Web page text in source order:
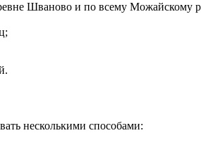
Шваново и по всему Можайскому
несколькими способами: